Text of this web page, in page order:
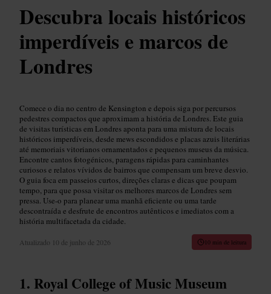
Descubra locais históricos
imperdíveis e marcos de
Londres
Comece o dia no centro de Kensington e depois siga por percursos
pedestres compactos que aproximam a história de Londres. Este guia
de visitas turísticas em Londres aponta para uma mistura de locais
históricos imperdíveis, desde mews escondidos e placas azuis literárias
até memoriais vitorianos ornamentados e pequenos museus da música.
Encontre cantos fotogénicos, paragens rápidas para caminhantes
curiosos e relatos vívidos de bairros que compensam um breve desvio.
O guia foca em passeios curtos, direções claras e dicas que poupam
tempo, para que possa visitar os melhores marcos de Londres sem
pressa. Use-o para planear uma manhã eficiente ou uma tarde
descontraída e desfrute de encontros autênticos e imediatos com a
história multifacetada da cidade.
Atualizado 10 de junho de 2026 10 min de leitura
Royal College of Music Museum